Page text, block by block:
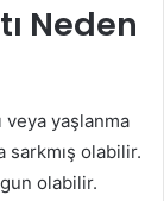
Neden
veya yaşlanma
olabilir.
olabilir.